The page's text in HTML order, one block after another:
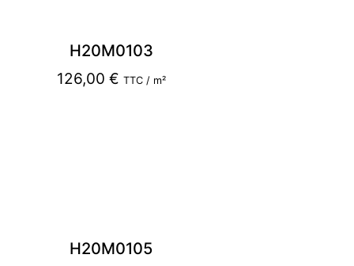
H20M0103
126,00 € TTC / m²
H20M0105